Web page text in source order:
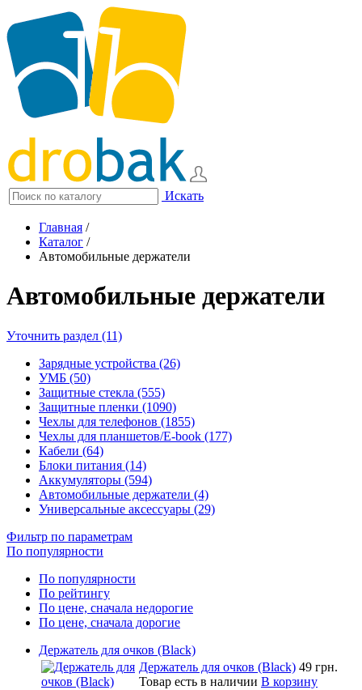
Искать
Главная /
Каталог /
Автомобильные держатели
Автомобильные держатели
Уточнить раздел (11)
Зарядные устройства (26)
УМБ (50)
Защитные стекла (555)
Защитные пленки (1090)
Чехлы для телефонов (1855)
Чехлы для планшетов/E-book (177)
Кабели (64)
Блоки питания (14)
Аккумуляторы (594)
Автомобильные держатели (4)
Универсальные аксессуары (29)
Фильтр по параметрам
По популярности
По популярности
По рейтингу
По цене, сначала недорогие
По цене, сначала дорогие
Держатель для очков (Black)
Держатель для очков (Black) 49 грн.
Товар есть в наличии В корзину